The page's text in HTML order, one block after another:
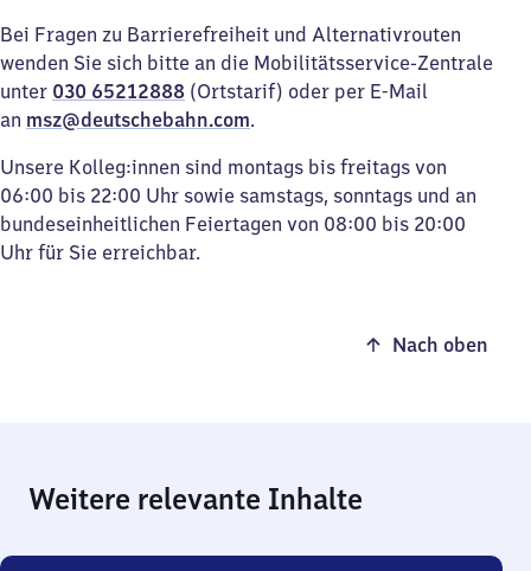
Bei Fragen zu Barrierefreiheit und Alternativrouten
wenden Sie sich bitte an die Mobilitätsservice-Zentrale
unter 030 65212888 (Ortstarif) oder per E-Mail
an msz@deutschebahn.com.
Unsere Kolleg:innen sind montags bis freitags von
06:00 bis 22:00 Uhr sowie samstags, sonntags und an
bundeseinheitlichen Feiertagen von 08:00 bis 20:00
Uhr für Sie erreichbar.
Nach oben
Weitere relevante Inhalte